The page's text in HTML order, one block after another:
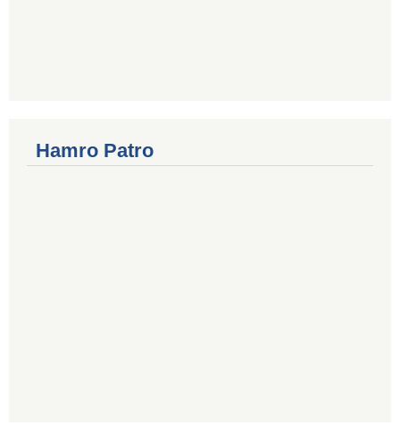
Hamro Patro